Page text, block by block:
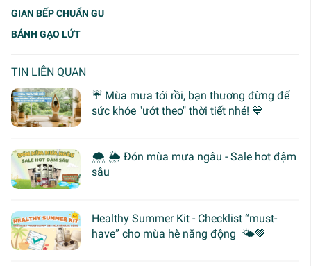
GIAN BẾP CHUẨN GU
BÁNH GẠO LỨT
TIN LIÊN QUAN
☔ Mùa mưa tới rồi, bạn thương đừng để
sức khỏe "ướt theo" thời tiết nhé! 💙
🌨 🌦 Đón mùa mưa ngâu - Sale hot đậm
sâu
Healthy Summer Kit - Checklist “must-
have” cho mùa hè năng động 🌤️💚